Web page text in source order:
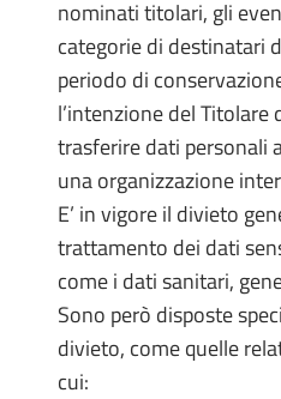
nominati titolari, gli
categorie di destinatari
periodo di
l’intenzione del
trasferire dati personali
una organizzazione
E’ in vigore il divieto
trattamento dei dati
come i dati sanitari,
Sono però disposte
divieto, come quelle
cui: